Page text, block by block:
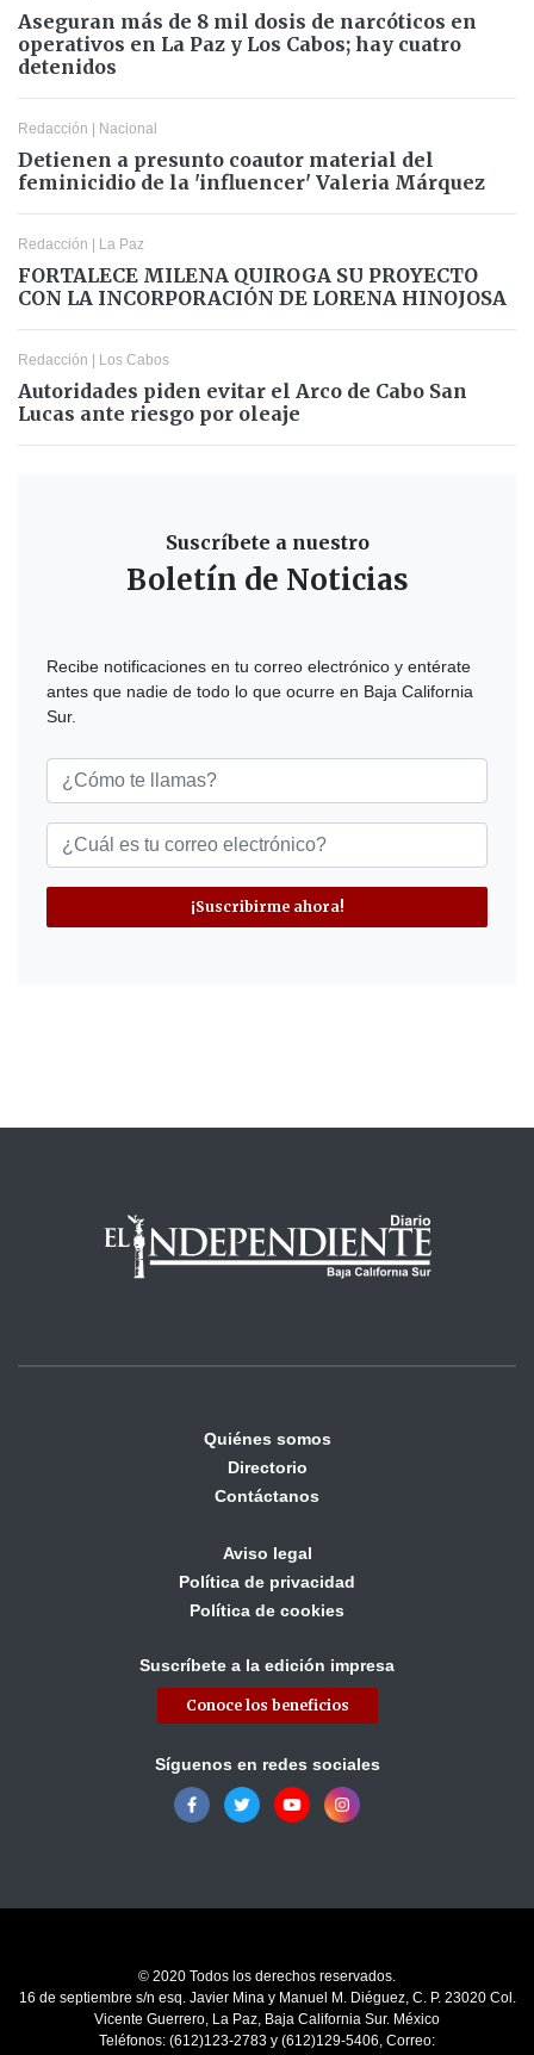
Aseguran más de 8 mil dosis de narcóticos en
operativos en La Paz y Los Cabos; hay cuatro
detenidos
Redacción | Nacional
Detienen a presunto coautor material del
feminicidio de la 'influencer' Valeria Márquez
Redacción | La Paz
FORTALECE MILENA QUIROGA SU PROYECTO
CON LA INCORPORACIÓN DE LORENA HINOJOSA
Redacción | Los Cabos
Autoridades piden evitar el Arco de Cabo San
Lucas ante riesgo por oleaje
Suscríbete a nuestro
Boletín de Noticias
Recibe notificaciones en tu correo electrónico y entérate
antes que nadie de todo lo que ocurre en Baja California
Sur.
¡Suscribirme ahora!
Quiénes somos
Directorio
Contáctanos
Aviso legal
Política de privacidad
Política de cookies
Suscríbete a la edición impresa
Conoce los beneficios
Síguenos en redes sociales
© 2020 Todos los derechos reservados.
16 de septiembre s/n esq. Javier Mina y Manuel M. Diéguez, C. P. 23020 Col.
Vicente Guerrero, La Paz, Baja California Sur. México
Teléfonos: (612)123-2783 y (612)129-5406, Correo: